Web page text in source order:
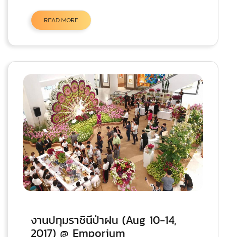
READ MORE
งานปทุมราชินีป่าฝน (Aug 10-14,
2017) @ Emporium